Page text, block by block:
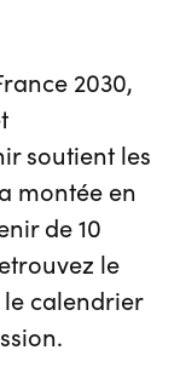
2030,
soutient les
montée en
de 10
le
calendrier